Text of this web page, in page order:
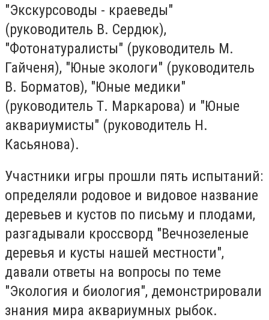
"Экскурсоводы - краеведы"
(руководитель В. Сердюк),
"Фотонатуралисты" (руководитель М.
Гайченя), "Юные экологи" (руководитель
В. Борматов), "Юные медики"
(руководитель Т. Маркарова) и "Юные
аквариумисты" (руководитель Н.
Касьянова).
Участники игры прошли пять испытаний:
определяли родовое и видовое название
деревьев и кустов по письму и плодами,
разгадывали кроссворд "Вечнозеленые
деревья и кусты нашей местности",
давали ответы на вопросы по теме
"Экология и биология", демонстрировали
знания мира аквариумных рыбок.